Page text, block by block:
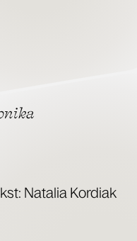
Nata­lia Kor­diak